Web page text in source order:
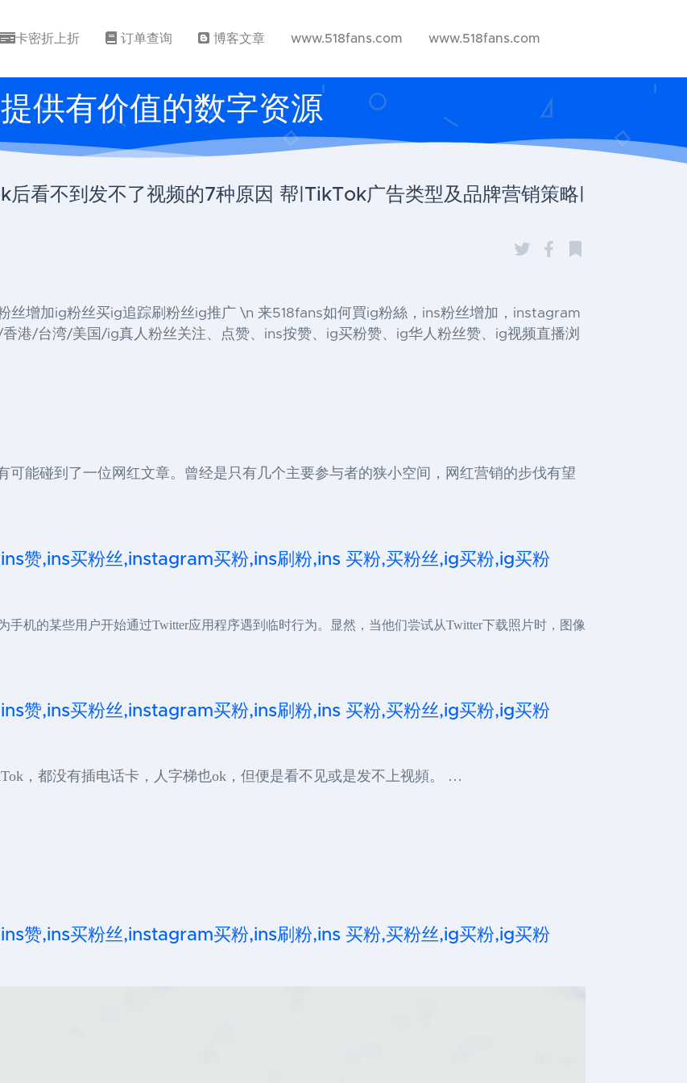
卡密折上折 订单查询 博客文章 www.518fans.com www.518fans.com
供有价值的数字资源
看不到发不了视频的7种原因 帮|TikTok广告类型及品牌营销策略|
增加ig粉丝买ig追踪刷粉丝ig推广 \n 来518fans如何買ig粉絲，ins粉丝增加，instagram
港/台湾/美国/ig真人粉丝关注、点赞、ins按赞、ig买粉赞、ig华人粉丝赞、ig视频直播浏
可能碰到了一位网红文章。曾经是只有几个主要参与者的狭小空间，网红营销的步伐有望
赞,ins买粉丝,instagram买粉,ins刷粉,ins 买粉,买粉丝,ig买粉,ig买粉
手机的某些用户开始通过Twitter应用程序遇到临时行为。显然，当他们尝试从Twitter下载照片时，图像
赞,ins买粉丝,instagram买粉,ins刷粉,ins 买粉,买粉丝,ig买粉,ig买粉
，都没有插电话卡，人字梯也ok，但便是看不见或是发不上视頻。 …
赞,ins买粉丝,instagram买粉,ins刷粉,ins 买粉,买粉丝,ig买粉,ig买粉